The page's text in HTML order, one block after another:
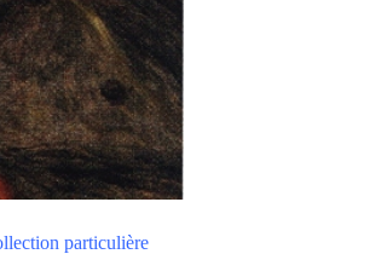
particulière